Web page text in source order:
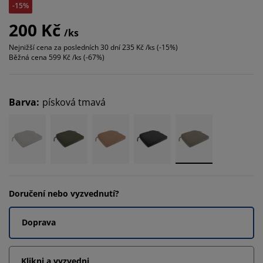
-15%
200 Kč /ks
Nejnižší cena za posledních 30 dní235 Kč /ks (-15%)
Běžná cena 599 Kč /ks (-67%)
Barva: písková tmavá
Doručení nebo vyzvednutí?
Doprava